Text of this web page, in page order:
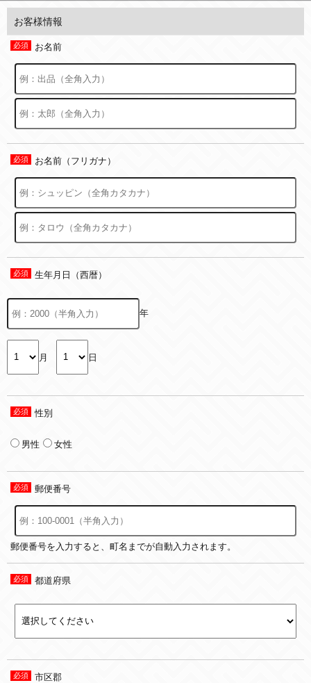
お客様情報
お名前
お名前（フリガナ）
生年月日（西暦）
年
月 日
性別
男性 女性
郵便番号
郵便番号を入力すると、町名までが自動入力されます。
都道府県
市区郡